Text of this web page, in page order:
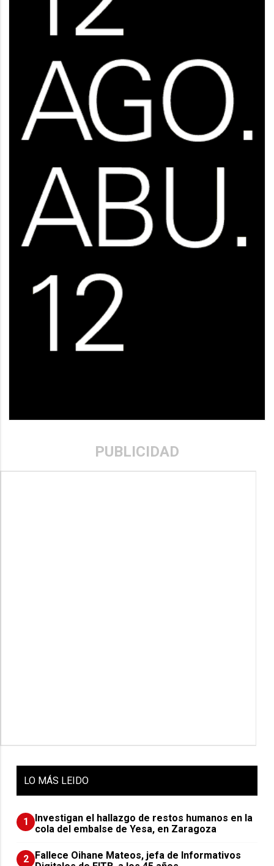
PUBLICIDAD
LO MÁS LEIDO
1
Investigan el hallazgo de restos humanos en la
cola del embalse de Yesa, en Zaragoza
2
Fallece Oihane Mateos, jefa de Informativos